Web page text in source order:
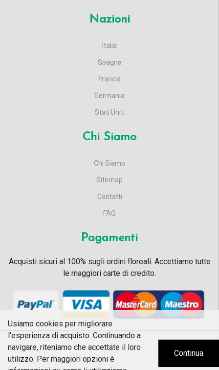
Nazioni
Italia
Spagna
Francia
Germania
Stati Uniti
Chi Siamo
Chi Siamo
Sitemap
Contatti
FAQ
Pagamenti
Acquisti sicuri al 100% sugli ordini floreali. Accettiamo tutte
le maggiori carte di credito.
Usiamo cookies per migliorare
l'esperienza di acquisto. Continuando a
navigare, riteniamo che accettate il loro
utilizzo. Per maggiori opzioni è
Continua